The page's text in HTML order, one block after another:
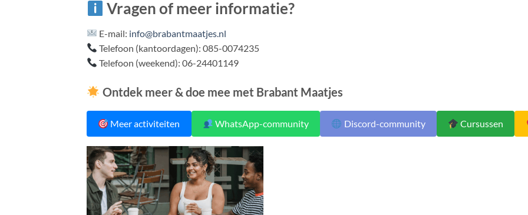
Vragen of meer informatie?
E-mail: info@brabantmaatjes.nl
Telefoon (kantoordagen): 085-0074235
Telefoon (weekend): 06-24401149
Ontdek meer & doe mee met Brabant Maatjes
Meer activiteiten WhatsApp-community Discord-community Cursussen